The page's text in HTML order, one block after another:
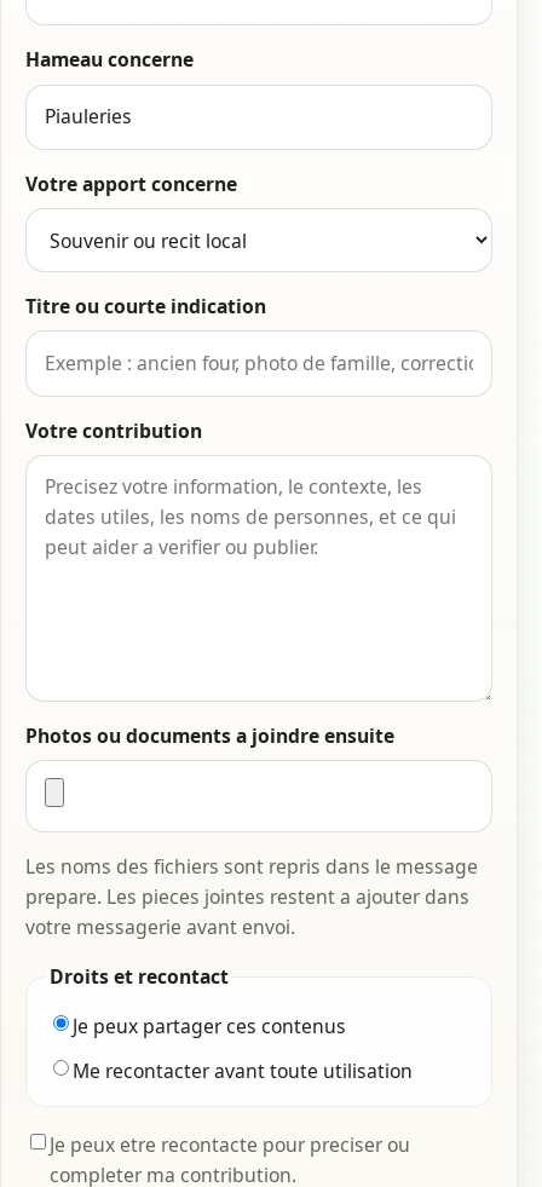
Hameau concerne
Votre apport concerne
Titre ou courte indication
Votre contribution
Photos ou documents a joindre ensuite
Les noms des fichiers sont repris dans le message
prepare. Les pieces jointes restent a ajouter dans
votre messagerie avant envoi.
Droits et recontact
Je peux partager ces contenus
Me recontacter avant toute utilisation
Je peux etre recontacte pour preciser ou
completer ma contribution.